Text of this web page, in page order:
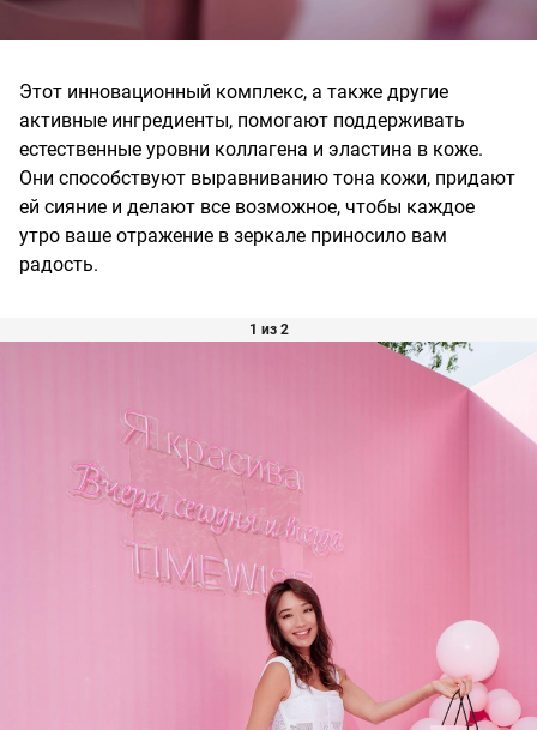
Этот инновационный комплекс, а также другие
активные ингредиенты, помогают поддерживать
естественные уровни коллагена и эластина в коже.
Они способствуют выравниванию тона кожи, придают
ей сияние и делают все возможное, чтобы каждое
утро ваше отражение в зеркале приносило вам
радость.
1 из 2